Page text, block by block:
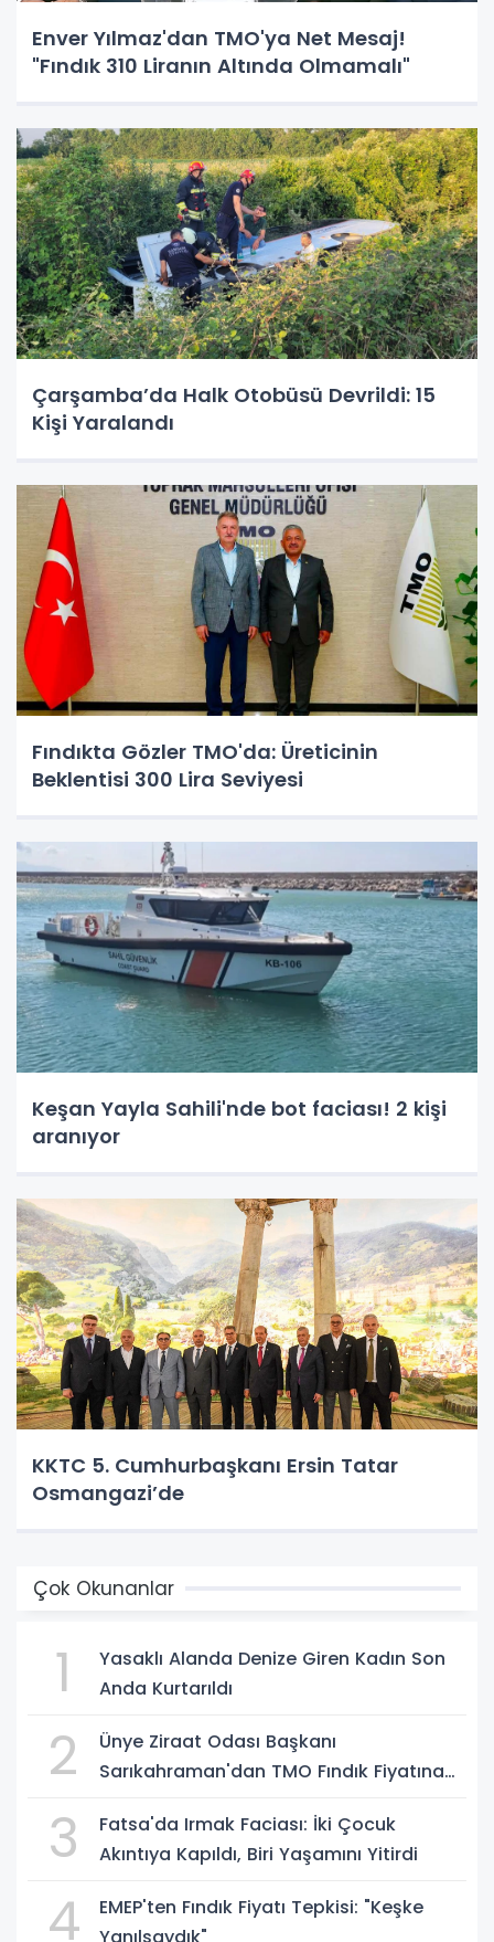
Enver Yılmaz'dan TMO'ya Net Mesaj!
"Fındık 310 Liranın Altında Olmamalı"
Çarşamba’da Halk Otobüsü Devrildi: 15
Kişi Yaralandı
Fındıkta Gözler TMO'da: Üreticinin
Beklentisi 300 Lira Seviyesi
Keşan Yayla Sahili'nde bot faciası! 2 kişi
aranıyor
KKTC 5. Cumhurbaşkanı Ersin Tatar
Osmangazi’de
Çok Okunanlar
1
Yasaklı Alanda Denize Giren Kadın Son
Anda Kurtarıldı
2
Ünye Ziraat Odası Başkanı
Sarıkahraman'dan TMO Fındık Fiyatına
3
Fatsa'da Irmak Faciası: İki Çocuk
Akıntıya Kapıldı, Biri Yaşamını Yitirdi
4
EMEP'ten Fındık Fiyatı Tepkisi: "Keşke